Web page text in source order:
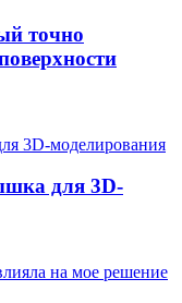
точно
для 3D-